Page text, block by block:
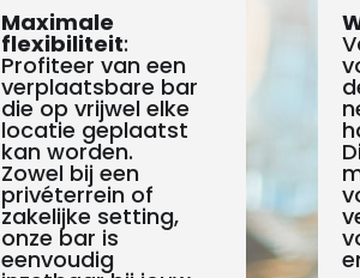
Maximale
flexibiliteit:
Profiteer van een
verplaatsbare bar
die op vrijwel elke
locatie geplaatst
kan worden.
Zowel bij een
privéterrein of
zakelijke setting,
onze bar is
eenvoudig